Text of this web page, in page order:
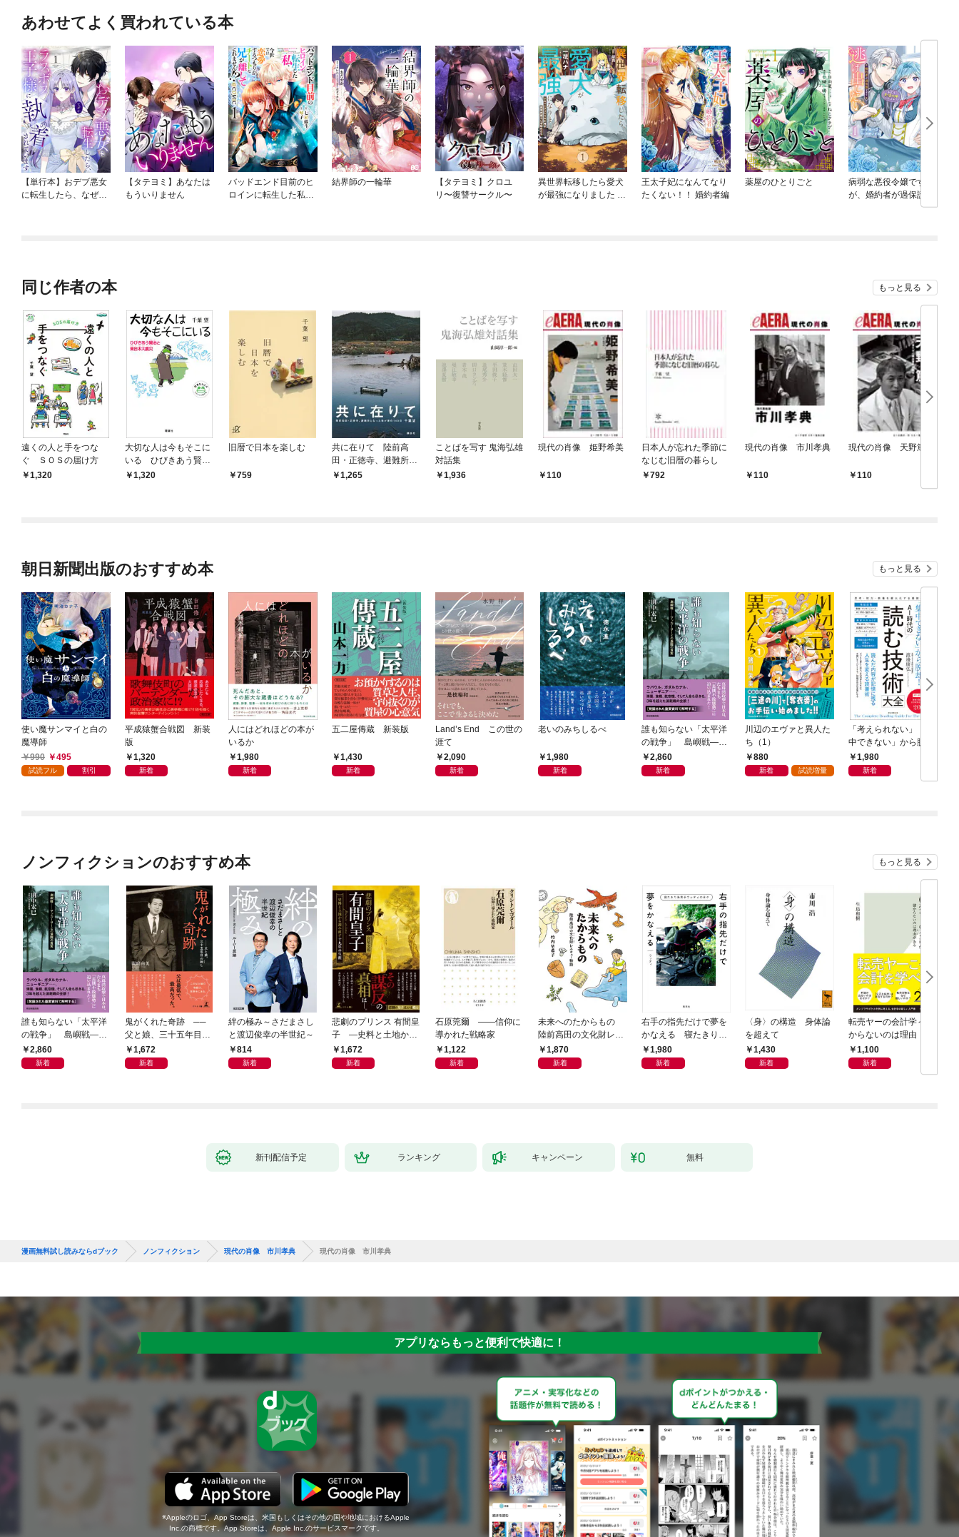
あわせてよく買われている本
【単行本】おデブ悪女
に転生したら、なぜか
【タテヨミ】あなたは
もういりません
バッドエンド目前のヒ
ロインに転生した私、
結界師の一輪華
【タテヨミ】クロユ
リ〜復讐サークル〜
異世界転移したら愛犬
が最強になりました ～
王太子妃になんてなり
たくない！！ 婚約者編
薬屋のひとりごと
病弱な悪役令嬢です
が、婚約者が過保護す
ぎて逃げ出したい(私た
同じ作者の本 もっと見る
遠くの人と手をつな
ぐ ＳＯＳの届け方
1,320
大切な人は今もそこに
いる ひびきあう賢治
と東日本大震災
1,320
旧暦で日本を楽しむ
759
共に在りて 陸前高
田・正徳寺、避難所と
なった我が家の140日
1,265
ことばを写す 鬼海弘雄
対話集
1,936
現代の肖像 姫野希美
110
日本人が忘れた季節に
なじむ旧暦の暮らし
792
現代の肖像 市川孝典
110
現代の肖像 天野篤
110
朝日新聞出版のおすすめ本 もっと見る
使い魔サンマイと白の
魔導師
990
495
試読フル 割引
平成猿蟹合戦図 新装
版
1,320
新着
人にはどれほどの本が
いるか
1,980
新着
五二屋傳蔵 新装版
1,430
新着
Land’s End この世の
涯て
2,090
新着
老いのみちしるべ
1,980
新着
誰も知らない「太平洋
の戦争」 島嶼戦――
マッカーサーとの激闘
の真実
2,860
新着
川辺のエヴァと異人た
ち（1）
880
新着 試読増量
「考えられない」「集
中できない」から脱
却！ AI時代の読む技
術大全
1,980
新着
ノンフィクションのおすすめ本 もっと見る
誰も知らない「太平洋
の戦争」 島嶼戦――
マッカーサーとの激闘
の真実
2,860
新着
鬼がくれた奇跡 ──
父と娘、三十五年目の
赦し1,672
新着
絆の極み～さだまさし
と渡辺俊幸の半世紀～
814
新着
悲劇のプリンス 有間皇
子 ―史料と土地から
読み直す十九年の生涯
1,672
新着
石原莞爾 ――信仰に
導かれた戦略家
1,122
新着
未来へのたからもの
陸前高田の文化財レス
キュー物語
1,870
新着
右手の指先だけで夢を
かなえる 寝たきり系
男子ウッディの日々
1,980
新着
〈身〉の構造 身体論
を超えて
1,430
新着
転売ヤーの会計学～儲
からないのは理由（わ
け）がある～
1,100
新着
新刊配信予定 ランキング キャンペーン 無料
漫画無料試し読みならdブック ノンフィクション 現代の肖像 市川孝典 現代の肖像 市川孝典
アプリならもっと便利で快適に！
Appleのロゴ、App Storeは、米国もしくはその他の国や地域におけるApple
Inc.の商標です。App Storeは、Apple Inc.のサービスマークです。